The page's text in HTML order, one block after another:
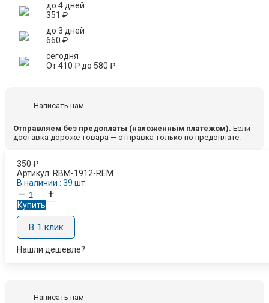
до 4 дней
351 ₽
до 3 дней
660 ₽
сегодня
От410 ₽до 580 ₽
Написать нам
Отправляем без предоплаты (наложенным платежом). Если
доставка дороже товара — отправка только по предоплате.
350 ₽
Артикул: RBM-1912-REM
В наличии : 39 шт.
– +
Купить
В 1 клик
Нашли дешевле?
Написать нам